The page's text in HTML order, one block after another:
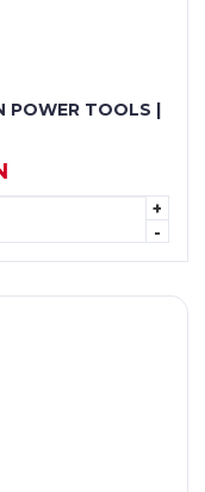
POWER TOOLS |
+
-